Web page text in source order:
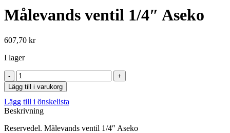
Målevands ventil 1/4″ Aseko
607,70 kr
I lager
Målevands
ventil
1/4"
Aseko
mängd
Lägg till i varukorg
Lägg till i önskelista
Beskrivning
Reservedel. Målevands ventil 1/4″ Aseko